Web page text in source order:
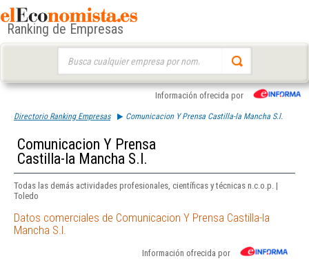
Ranking de Empresas
Información ofrecida por
Directorio Ranking Empresas Comunicacion Y Prensa Castilla-la Mancha S.l.
Comunicacion Y Prensa
Castilla-la Mancha S.l.
Todas las demás actividades profesionales, científicas y técnicas n.c.o.p. |
Toledo
Datos comerciales de Comunicacion Y Prensa Castilla-la
Mancha S.l.
Información ofrecida por